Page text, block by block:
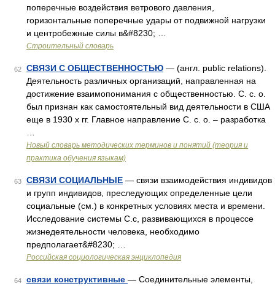
поперечные воздействия ветрового давления,
горизонтальные поперечные удары от подвижной нагрузки
и центробежные силы в&#8230; …
Строительный словарь
62 СВЯЗИ С ОБЩЕСТВЕННОСТЬЮ — (англ. public relations).
Деятельность различных организаций, направленная на
достижение взаимопонимания с общественностью. С. с. о.
был признан как самостоятельный вид деятельности в США
еще в 1930 х гг. Главное направление С. с. о. – разработка
Новый словарь методических терминов и понятий (теория и
практика обучения языкам)
63 СВЯЗИ СОЦИАЛЬНЫЕ — связи взаимодействия индивидов
и групп индивидов, преследующих определенные цели
социальные (см.) в конкретных условиях места и времени.
Исследование системы С.с, развивающихся в процессе
жизнедеятельности человека, необходимо
предполагает&#8230; …
Российская социологическая энциклопедия
64 связи конструктивные — Соединительные элементы,